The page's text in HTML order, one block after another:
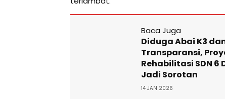
Baca Juga
Diduga Abai K3
Transparansi,
Rehabilitasi SDN 6
Jadi Sorotan
14 JAN 2026